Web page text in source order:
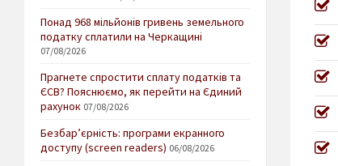
Понад 968 мільйонів гривень земельного
податку сплатили на Черкащині
07/08/2026
Прагнете спростити сплату податків та
ЄСВ? Пояснюємо, як перейти на Єдиний
рахунок 07/08/2026
Безбар’єрність: програми екранного
доступу (screen readers) 06/08/2026